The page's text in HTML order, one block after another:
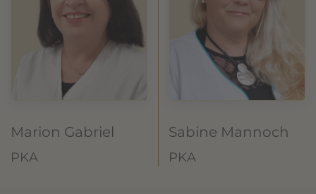
Marion Gabriel
PKA
Sabine Mannoch
PKA